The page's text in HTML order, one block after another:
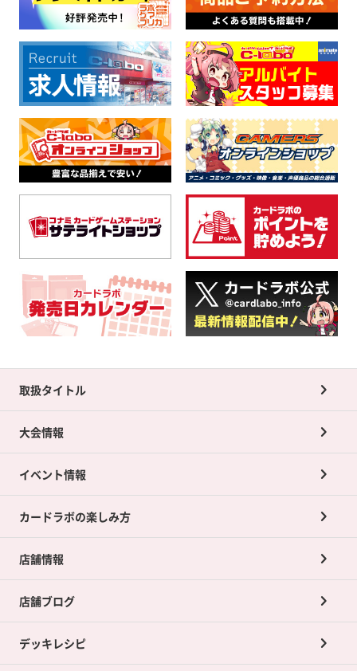
取扱タイトル
大会情報
イベント情報
カードラボの楽しみ方
店舗情報
店舗ブログ
デッキレシピ